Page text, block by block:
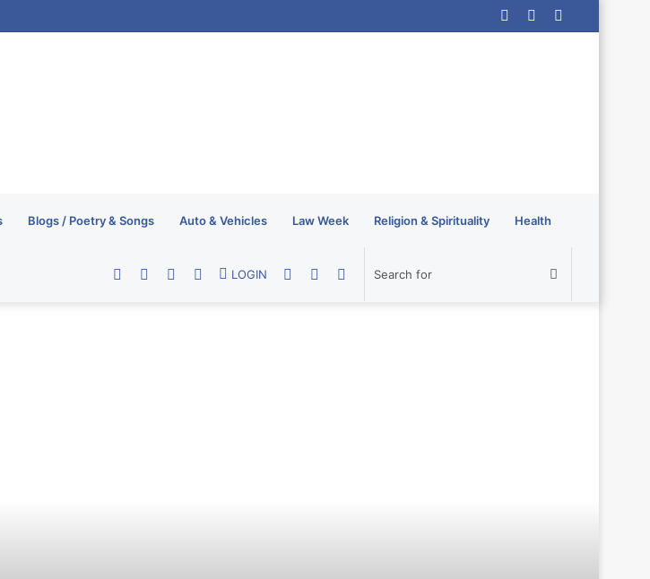
Random
Log
Blogs / Poetry & Songs Auto & Vehicles Law Week Religion & Spirituality Health
Search
Switch
Sidebar
Random
LOGIN
RSS
YouTube
Twitter
Facebook